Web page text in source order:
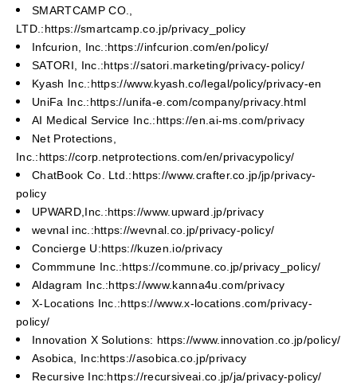
SMARTCAMP CO.,
LTD.:https://smartcamp.co.jp/privacy_policy
Infcurion, Inc.:https://infcurion.com/en/policy/
SATORI, Inc.:https://satori.marketing/privacy-policy/
Kyash Inc.:https://www.kyash.co/legal/policy/privacy-en
UniFa Inc.:https://unifa-e.com/company/privacy.html
AI Medical Service Inc.:https://en.ai-ms.com/privacy
Net Protections,
Inc.:https://corp.netprotections.com/en/privacypolicy/
ChatBook Co. Ltd.:https://www.crafter.co.jp/jp/privacy-
policy
UPWARD,Inc.:https://www.upward.jp/privacy
wevnal inc.:https://wevnal.co.jp/privacy-policy/
Concierge U:https://kuzen.io/privacy
Commmune Inc.:https://commune.co.jp/privacy_policy/
Aldagram Inc.:https://www.kanna4u.com/privacy
X-Locations Inc.:https://www.x-locations.com/privacy-
policy/
Innovation X Solutions: https://www.innovation.co.jp/policy/
Asobica, Inc:https://asobica.co.jp/privacy
Recursive Inc:https://recursiveai.co.jp/ja/privacy-policy/